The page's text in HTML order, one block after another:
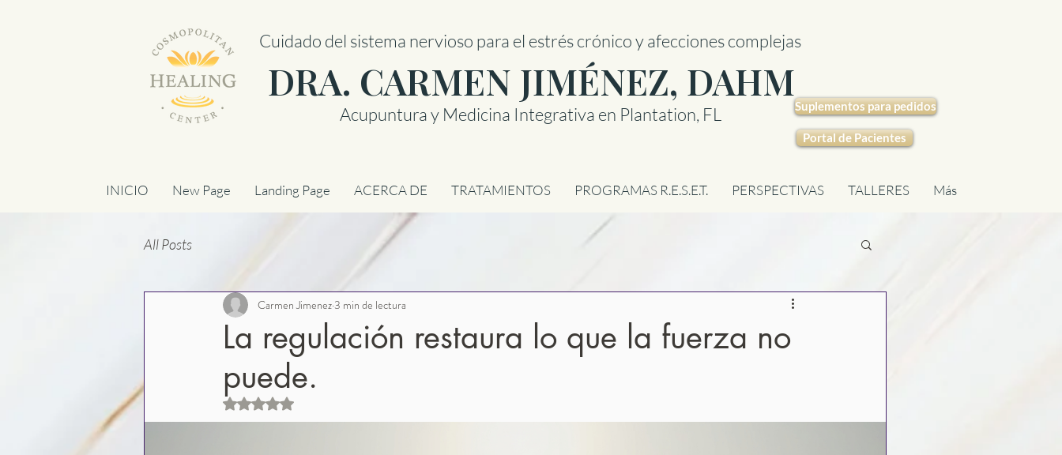
Cuidado del sistema nervioso para el estrés crónico y afecciones complejas
DRA. CARMEN JIMÉNEZ, DAHM
Acupuntura y Medicina Integrativa en Plantation, FL Suplementos para pedidos
Portal de Pacientes
INICIO New Page Landing Page ACERCA DE TRATAMIENTOS PROGRAMAS R.E.S.E.T. PERSPECTIVAS TALLERES Más
All Posts
La regulación restaura lo que la fuerza no
puede.
Carmen Jimenez3 min de lectura
Obtuvo NaN de 5 estrellas.